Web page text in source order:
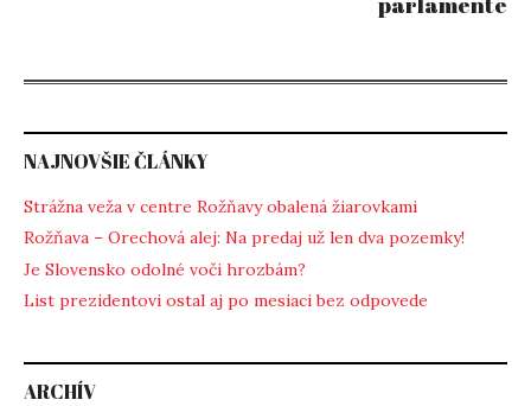
NAJNOVŠIE ČLÁNKY
Strážna veža v centre Rožňavy obalená žiarovkami
Rožňava – Orechová alej: Na predaj už len dva pozemky!
Je Slovensko odolné voči hrozbám?
List prezidentovi ostal aj po mesiaci bez odpovede
ARCHÍV